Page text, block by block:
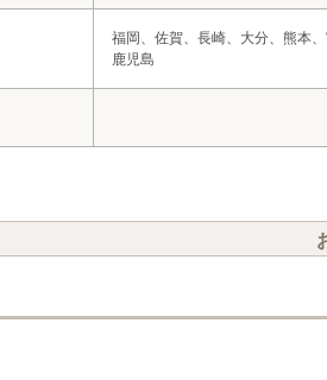
福岡、佐賀、長崎、大分、熊本、
鹿児島